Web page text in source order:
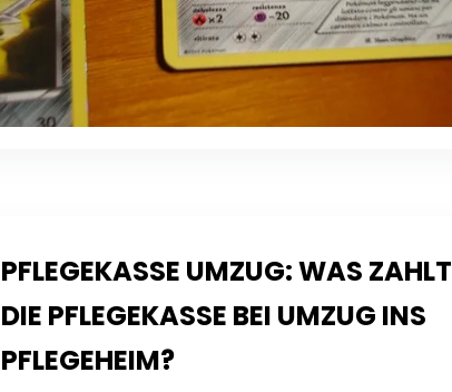
PFLEGEKASSE UMZUG: WAS ZAHLT
DIE PFLEGEKASSE BEI UMZUG INS
PFLEGEHEIM?